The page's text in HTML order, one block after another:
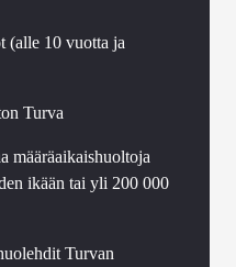
(alle 10 vuotta ja
Turva
määräaikaishuoltoja
ikään tai yli 200 000
Turvan